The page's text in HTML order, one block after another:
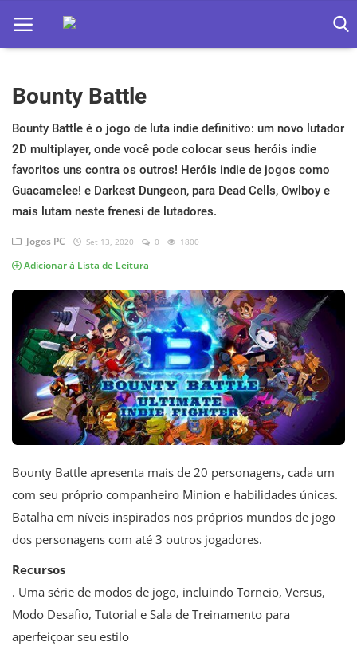
Home
Apps
Ebooks
Games
Música
Jogos hoje na TV
Bounty Battle
Bounty Battle é o jogo de luta indie definitivo: um novo lutador
2D multiplayer, onde você pode colocar seus heróis indie
favoritos uns contra os outros! Heróis indie de jogos como
Guacamelee! e Darkest Dungeon, para Dead Cells, Owlboy e
mais lutam neste frenesi de lutadores.
Jogos PC Set 13, 2020 0 1800
Adicionar à Lista de Leitura
Bounty Battle apresenta mais de 20 personagens, cada um
com seu próprio companheiro Minion e habilidades únicas.
Batalha em níveis inspirados nos próprios mundos de jogo
dos personagens com até 3 outros jogadores.
Recursos
. Uma série de modos de jogo, incluindo Torneio, Versus,
Modo Desafio, Tutorial e Sala de Treinamento para
aperfeiçoar seu estilo